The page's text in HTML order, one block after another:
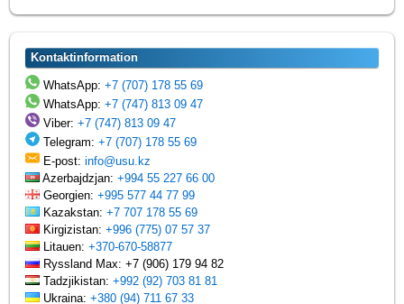
Kontaktinformation
WhatsApp:+7 (707) 178 55 69
WhatsApp:+7 (747) 813 09 47
Viber:+7 (747) 813 09 47
Telegram:+7 (707) 178 55 69
E-post:info@usu.kz
Azerbajdzjan:+994 55 227 66 00
Georgien:+995 577 44 77 99
Kazakstan:+7 707 178 55 69
Kirgizistan:+996 (775) 07 57 37
Litauen:+370-670-58877
Ryssland Max: +7 (906) 179 94 82
Tadzjikistan:+992 (92) 703 81 81
Ukraina:+380 (94) 711 67 33